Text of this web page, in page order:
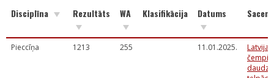
Disciplīna Rezultāts WA Klasifikācija Datums
Pieccīņa 1213 255 11.01.2025.
Latvijas